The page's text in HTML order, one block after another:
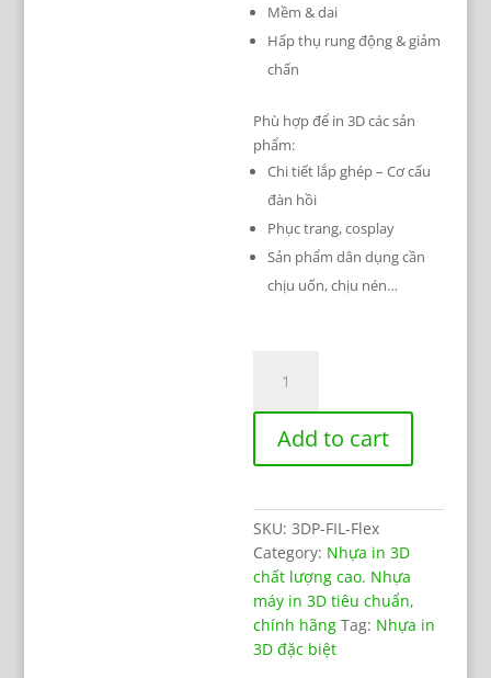
Mềm & dai
Hấp thụ rung động & giảm
chấn
Phù hợp để in 3D các sản
phẩm:
Chi tiết lắp ghép – Cơ cấu
đàn hồi
Phục trang, cosplay
Sản phẩm dân dụng cần
chịu uốn, chịu nén…
3D
mềm
dẻo
TPE-
Soft
PLA)
quantity
Add to cart
SKU:3DP-FIL-Flex
Category: Nhựa in 3D
chất lượng cao. Nhựa
máy in 3D tiêu chuẩn,
chính hãng Tag: Nhựa in
3D đặc biệt